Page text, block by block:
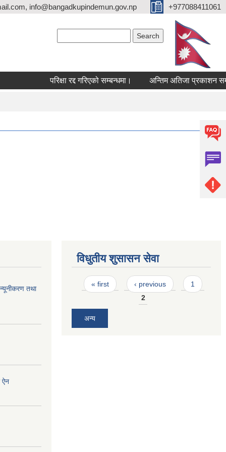
info@bangadkupindemun.gov.np +977088411061
परिक्षा रद्द गरिएको सम्बन्धमा। अन्तिम अतिजा प्रकाशन
तथा
ऐन
विधुतीय शुसासन सेवा
Pages
« first ‹ previous
1
2
अन्य